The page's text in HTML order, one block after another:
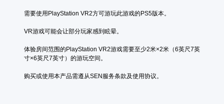
需要使用PlayStation VR2方可游玩此游戏的PS5版本。
VR游戏可能会让部分玩家感到眩晕。
体验房间范围的PlayStation VR2游戏需要至少2米×2米（6英尺7英
寸×6英尺7英寸）的游玩空间。
购买或使用本产品需遵从SEN服务条款及使用协议。